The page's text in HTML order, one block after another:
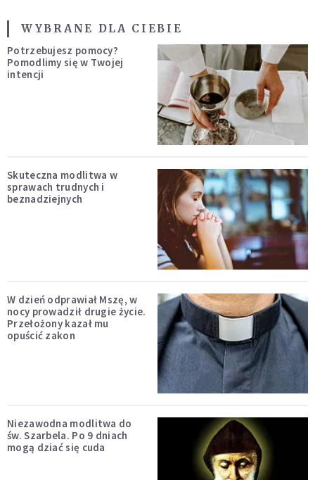
WYBRANE DLA CIEBIE
Potrzebujesz pomocy?
Pomodlimy się w Twojej
intencji
Skuteczna modlitwa w
sprawach trudnych i
beznadziejnych
W dzień odprawiał Mszę, w
nocy prowadził drugie życie.
Przełożony kazał mu
opuścić zakon
Niezawodna modlitwa do
św. Szarbela. Po 9 dniach
mogą dziać się cuda